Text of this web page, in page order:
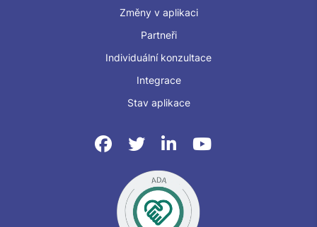
Změny v aplikaci
Partneři
Individuální konzultace
Integrace
Stav aplikace